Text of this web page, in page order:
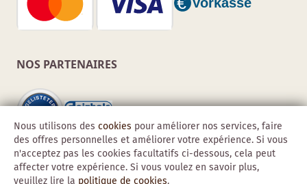
NOS PARTENAIRES
Nous utilisons des cookies pour améliorer nos services, faire
des offres personnelles et améliorer votre expérience. Si vous
n'acceptez pas les cookies facultatifs ci-dessous, cela peut
affecter votre expérience. Si vous voulez en savoir plus,